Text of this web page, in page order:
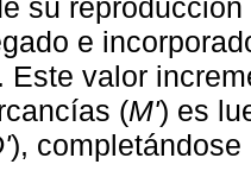
su
e
Este valor
(M') es
),